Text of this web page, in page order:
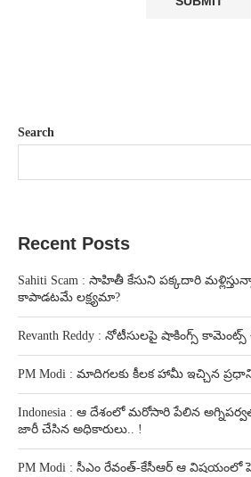
Search
Recent Posts
Sahiti Scam : సాహితీ కేసుని పక్కదారి
కాపాడటమే లక్ష్యమా?
Revanth Reddy : నోటీసులపై షాకింగ్స్
PM Modi : మాదిగలకు కీలక హామీ ఇచ్చిన
Indonesia : ఆ దేశంలో మరోసారి పేలిన
జారీ చేసిన అధికారులు.. !
PM Modi : సీఎం రేవంత్-కేసీఆర్ ఆ విషయంలో